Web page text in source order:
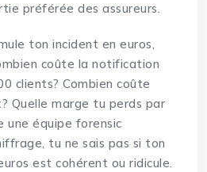
préférée des assureurs.
ton incident en euros,
coûte la notification
clients? Combien coûte
Quelle marge tu perds par
une équipe forensic
tu ne sais pas si ton
est cohérent ou ridicule.